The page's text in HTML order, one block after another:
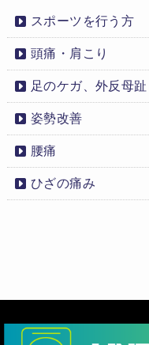
スポーツを行う方
頭痛・肩こり
足のケガ、外反母趾
姿勢改善
腰痛
ひざの痛み